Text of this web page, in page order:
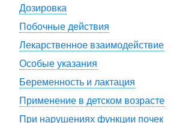
Дозировка
Побочные действия
Лекарственное взаимодействие
Особые указания
Беременность и лактация
Применение в детском возрасте
При нарушениях функции почек